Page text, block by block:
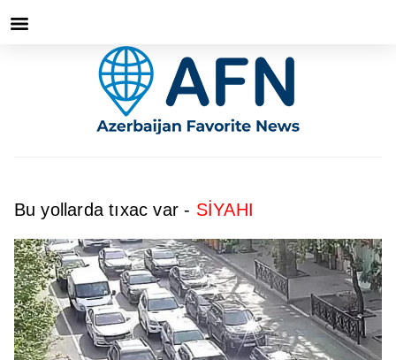
Bu yollarda tıxac var - SİYAHI